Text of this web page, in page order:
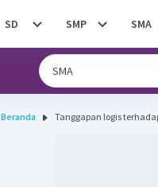
SD SMP SMA
Beranda Tanggapan logis